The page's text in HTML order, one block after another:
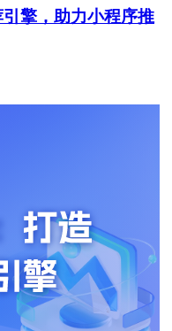
擎，助力小程序推